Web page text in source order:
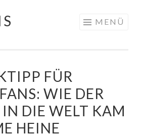
MENÜ
FÜR
WIE DER F
DIE WELT KAM VO